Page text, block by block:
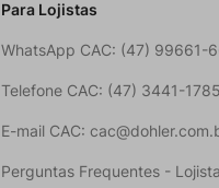
Para Lojistas
WhatsApp CAC: (47) 99661-
Telefone CAC: (47) 3441-1785
E-mail CAC:
Perguntas Frequentes -